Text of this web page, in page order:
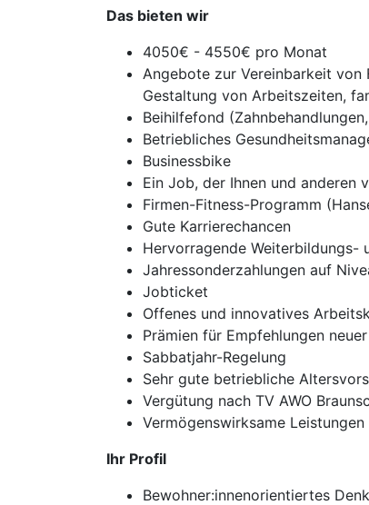
Das bieten wir
4050€ - 4550€ pro Monat
Angebote zur Vereinbarkeit
Gestaltung von Arbeitszeiten,
Beihilfefond
Betriebliches
Businessbike
Ein Job, der Ihnen und anderen
Firmen-Fitness-Programm
Gute Karrierechancen
Hervorragende Weiterbildungs-
Jahressonderzahlungen auf
Jobticket
Offenes und innovatives
Prämien für Empfehlungen
Sabbatjahr-Regelung
Sehr gute betriebliche
Vergütung nach TV AWO
Vermögenswirksame Leistungen
Ihr Profil
Bewohner:innenorientiertes